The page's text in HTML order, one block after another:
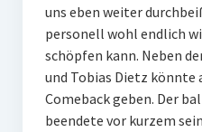
uns eben weiter
personell wohl endlich
schöpfen kann. Neben
und Tobias Dietz könnte
Comeback geben. Der
beendete vor kurzem